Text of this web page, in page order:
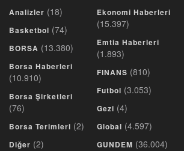
Analizler (18)
Basketbol (74)
BORSA (13.380)
Borsa Haberleri
(10.910)
Borsa Şirketleri
(76)
Borsa Terimleri (2)
Diğer (2)
Ekonomi Haberleri
(15.397)
Emtia Haberleri
(1.893)
FINANS (810)
Futbol (3.053)
Gezi (4)
Global (4.597)
GUNDEM (36.004)